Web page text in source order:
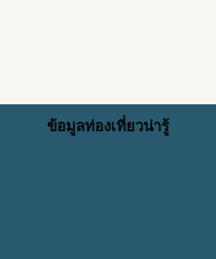
ข้อมูลท่องเที่ยวน่ารู้